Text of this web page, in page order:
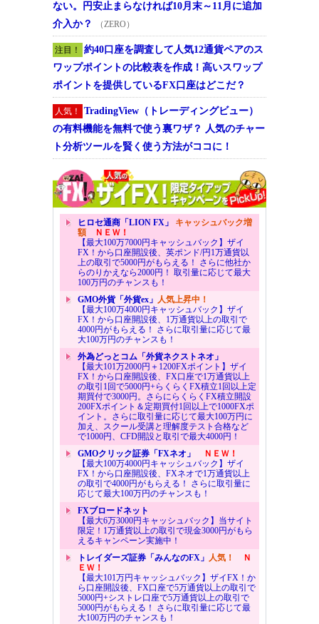
ない。円安止まらなければ10月末～11月に追加
介入か？
（ZERO）
注目！
約40口座を調査して人気12通貨ペアのス
ワップポイントの比較表を作成！高いスワップ
ポイントを提供しているFX口座はどこだ？
人気！
TradingView（トレーディングビュー）
の有料機能を無料で使う裏ワザ？ 人気のチャー
ト分析ツールを賢く使う方法がココに！
ヒロセ通商「LION FX」 キャッシュバック増
額ＮＥＷ！
【最大100万7000円キャッシュバック】ザイ
FX！から口座開設後、英ポンド/円1万通貨以
上の取引で5000円がもらえる！ さらに他社か
らのりかえなら2000円！ 取引量に応じて最大
100万円のチャンスも！
GMO外貨「外貨ex」 人気上昇中！
【最大100万4000円キャッシュバック】ザイ
FX！から口座開設後、1万通貨以上の取引で
4000円がもらえる！ さらに取引量に応じて最
大100万円のチャンスも！
外為どっとコム「外貨ネクストネオ」
【最大101万2000円＋1200FXポイント】ザイ
FX！から口座開設後、FX口座で1万通貨以上
の取引1回で5000円+らくらくFX積立1回以上定
期買付で3000円。さらにらくらくFX積立開設
200FXポイント＆定期買付1回以上で1000FXポ
イント。さらに取引量に応じて最大100万円に
加え、スクール受講と理解度テスト合格など
で1000円、CFD開設と取引で最大4000円！
GMOクリック証券「FXネオ」
ＮＥＷ！
【最大100万4000円キャッシュバック】ザイ
FX！から口座開設後、FXネオで1万通貨以上
の取引で4000円がもらえる！ さらに取引量に
応じて最大100万円のチャンスも！
FXブロードネット
【最大6万3000円キャッシュバック】当サイト
限定！1万通貨以上の取引で現金3000円がもら
えるキャンペーン実施中！
トレイダーズ証券「みんなのFX」 人気！
Ｎ
ＥＷ！
【最大101万円キャッシュバック】ザイFX！か
ら口座開設後、FX口座で5万通貨以上の取引で
5000円+シストレ口座で5万通貨以上の取引で
5000円がもらえる！ さらに取引量に応じて最
大100万円のチャンスも！